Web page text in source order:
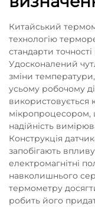
Китайський
технологію
стандарти
Удосконалений
зміни
усьому робочому
використовується
мікропроцесором,
надійність
Конструкція
запобігають
електромагнітні
навколишнього
термометру
робить його